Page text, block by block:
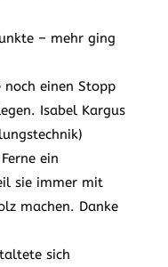
– mehr ging
einen Stopp
Isabel Kargus
ein
sie immer mit
machen. Danke
sich